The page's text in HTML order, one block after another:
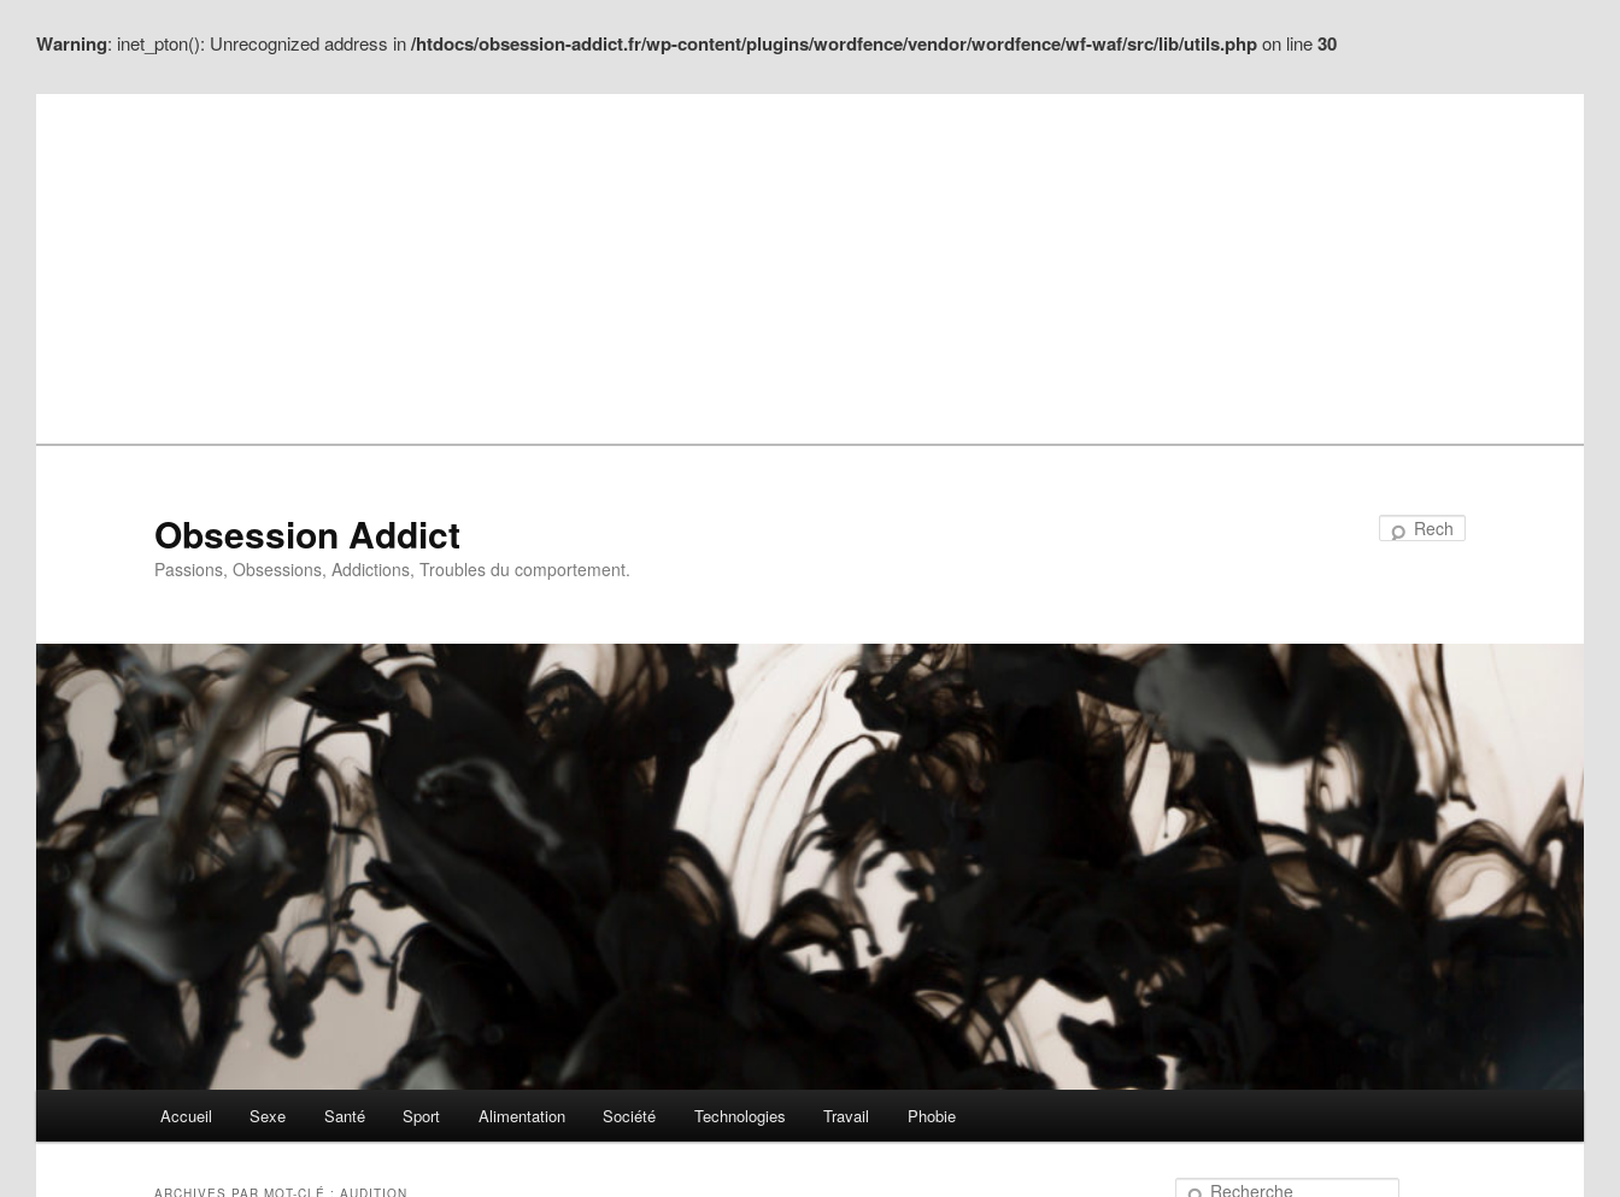
Warning: inet_pton(): Unrecognized address in/htdocs/obsession-addict.fr/wp-content/plugins/wordfence/vendor/wordfence/wf-waf/src/lib/utils.phpon line30
au
au
Obsession Addict
Passions, Obsessions, Addictions, Troubles du comportement.
Accueil Sexe Santé Sport Alimentation Société Technologies Travail Phobie
ARCHIVES PAR MOT-CLÉ : AUDITION